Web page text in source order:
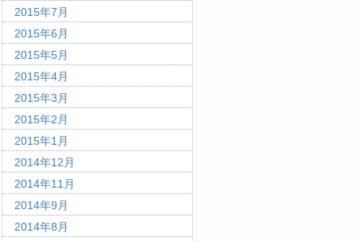
2015年7月
2015年6月
2015年5月
2015年4月
2015年3月
2015年2月
2015年1月
2014年12月
2014年11月
2014年9月
2014年8月